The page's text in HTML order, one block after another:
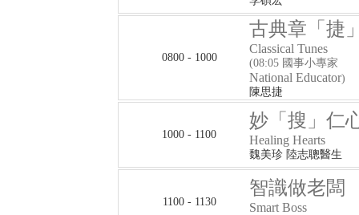
0800 - 1000
古典章「捷
Classical Tunes
(08:05 國事小專家
National Educator)
陳思捷
1000 - 1100
妙「搜」仁
Healing Hearts
魏美珍 陸志聰醫生
1100 - 1130
智識做老闆
Smart Boss